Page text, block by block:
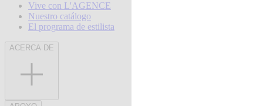
Vive con L'AGENCE
Nuestro catálogo
El programa de estilista
ACERCA DE